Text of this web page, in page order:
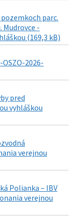
parc.
Mudrovce -
(169,3 kB)
2026-
pred
vyhláškou
verejnou
Polianka – IBV
verejnou